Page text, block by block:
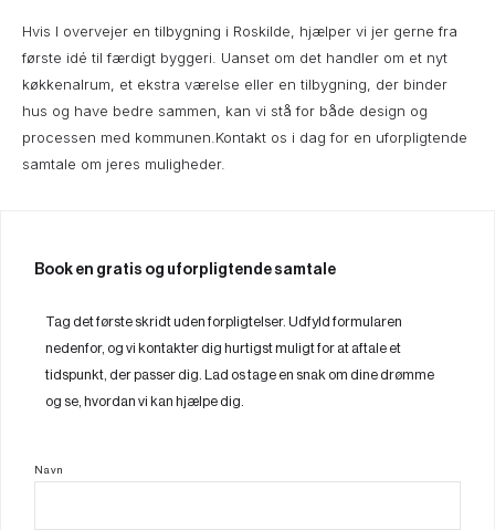
Hvis I overvejer en tilbygning i Roskilde, hjælper vi jer gerne fra
første idé til færdigt byggeri. Uanset om det handler om et nyt
køkkenalrum, et ekstra værelse eller en tilbygning, der binder
hus og have bedre sammen, kan vi stå for både design og
processen med kommunen.Kontakt os i dag for en uforpligtende
samtale om jeres muligheder.
Book en gratis og uforpligtende samtale
Tag det første skridt uden forpligtelser. Udfyld formularen
nedenfor, og vi kontakter dig hurtigst muligt for at aftale et
tidspunkt, der passer dig. Lad os tage en snak om dine drømme
og se, hvordan vi kan hjælpe dig.
Navn